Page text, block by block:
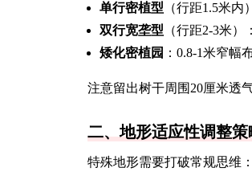
单行密植型 （行距1.5米
双行宽垄型 （行距2-3米
矮化密植园 ：0.8-1米窄幅
注意留出树干周围20厘米透
二、地形适应性调整策
特殊地形需要打破常规思维：